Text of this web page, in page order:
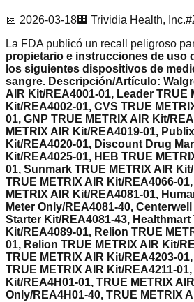
📅 2026-03-18🏢 Trividia Health, Inc.#
La FDA publicó un recall peligroso
propietario e instrucciones de uso
los siguientes dispositivos de
sangre. Descripción/Artículo:
AIR Kit/REA4001-01, Leader TRUE
Kit/REA4002-01, CVS TRUE
01, GNP TRUE METRIX AIR Kit/
METRIX AIR Kit/REA4019-01,
Kit/REA4020-01, Discount Drug
Kit/REA4025-01, HEB TRUE
01, Sunmark TRUE METRIX AIR
TRUE METRIX AIR Kit/REA4066-
METRIX AIR Kit/REA4081-01,
Meter Only/REA4081-40,
Starter Kit/REA4081-43, Healthmart
Kit/REA4089-01, Relion TRUE
01, Relion TRUE METRIX AIR Kit/
TRUE METRIX AIR Kit/REA4203-
TRUE METRIX AIR Kit/REA4211-
Kit/REA4H01-01, TRUE METRIX
Only/REA4H01-40, TRUE METRIX